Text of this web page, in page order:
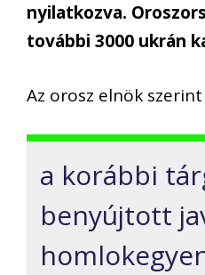
nyilatkozva.
további 3000 ukrán
Az orosz elnök
a korábbi
benyújtott